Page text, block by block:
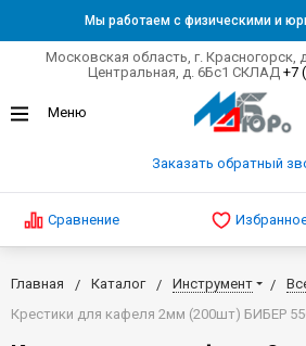
Мы работаем с физическими и
Московская область, г. Красногорск,
Центральная, д. 6Бс1 СКЛАД +7
Заказать обратный
Сравнение
Главная Каталог Инструмент
Крестики для кафеля 2мм (200шт) БИБЕР